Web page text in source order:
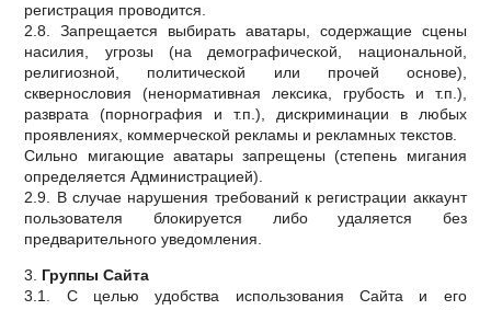
регистрация проводится.
2.8. Запрещается выбирать аватары, содержащие сцены
насилия, угрозы (на демографической, национальной,
религиозной, политической или прочей основе),
сквернословия (ненормативная лексика, грубость и т.п.),
разврата (порнография и т.п.), дискриминации в любых
проявлениях, коммерческой рекламы и рекламных текстов.
Сильно мигающие аватары запрещены (степень мигания
определяется Администрацией).
2.9. В случае нарушения требований к регистрации аккаунт
пользователя блокируется либо удаляется без
предварительного уведомления.
3. Группы Сайта
3.1. С целью удобства использования Сайта и его